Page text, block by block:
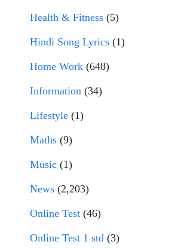
Health & Fitness (5)
Hindi Song Lyrics (1)
Home Work (648)
Information (34)
Lifestyle (1)
Maths (9)
Music (1)
News (2,203)
Online Test (46)
Online Test 1 std (3)